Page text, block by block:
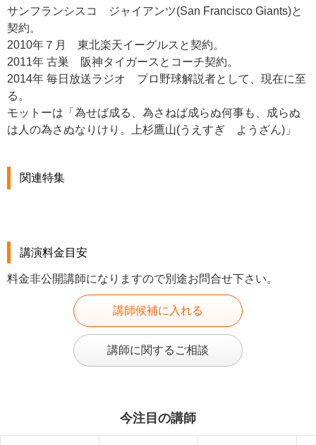
サンフランシスコ ジャイアンツ(San Francisco Giants)と
契約。
2010年７月 東北楽天イーグルスと契約。
2011年 古巣 阪神タイガースとコーチ契約。
2014年 毎日放送ラジオ プロ野球解説者として、現在に至
る。
モットーは「為せば成る、為さねば成らぬ何事も、成らぬ
は人の為さぬなりけり。上杉鷹山(うえすぎ ようざん)」
関連特集
講演料金目安
料金非公開講師になりますので別途お問合せ下さい。
講師候補に入れる
講師に関するご相談
今注目の講師